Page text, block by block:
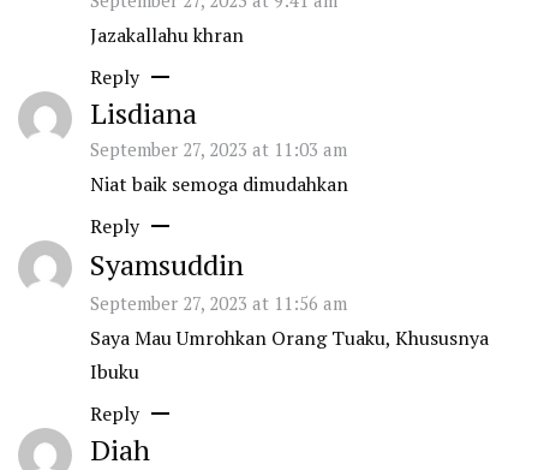
Jazakallahu khran
Reply
Lisdiana
September 27, 2023 at 11:03 am
Niat baik semoga dimudahkan
Reply
Syamsuddin
September 27, 2023 at 11:56 am
Saya Mau Umrohkan Orang Tuaku, Khususnya
Ibuku
Reply
Diah